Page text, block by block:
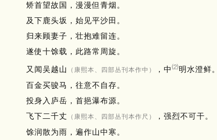
矫首望故国，漫漫但青烟。
及下鹿头坂，始见平沙田。
归来顾妻子，壮抱难留连。
遂使十馀载，此路常周旋。
又闻吴越山 （康熙本、四部丛刊本作中） ，中 ⑵明水澄鲜
百金买骏马，往意不自存。
投身入庐岳，首挹瀑布源。
飞下二千丈
（康熙本、四部丛刊本作尺）
，强烈不可干。
馀润散为雨，遍作山中寒。